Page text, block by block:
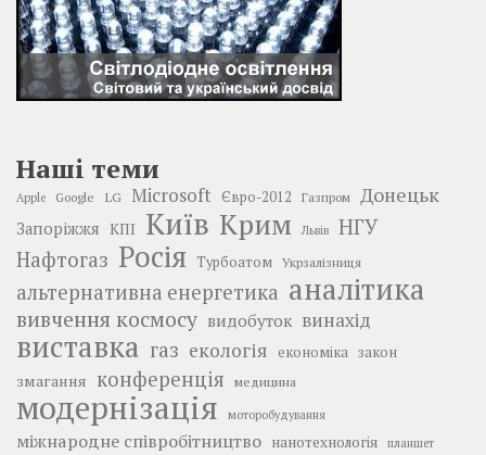
Наші теми
Apple Google LG Microsoft Євро-2012 Газпром Донецьк
Запоріжжя КПІ Київ Крим Львів
НГУ
Нафтогаз Росія Турбоатом Укрзалізниця
альтернативна енергетика аналітика
вивчення космосу видобуток винахід
виставка газ екологія економіка закон
змагання конференція медицина
модернізація моторобудування
міжнародне співробітництво нанотехнологія планшет